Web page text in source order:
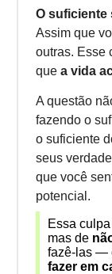
O suficiente
Assim que
outras. Esse
que a vida
A questão
fazendo o
o suficiente
seus
que você
potencial.
Essa
mas de
fazê-las —
fazer em